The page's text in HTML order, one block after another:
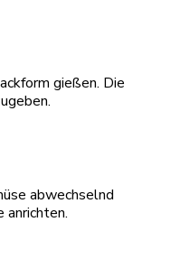
gießen. Die
abwechselnd
anrichten.